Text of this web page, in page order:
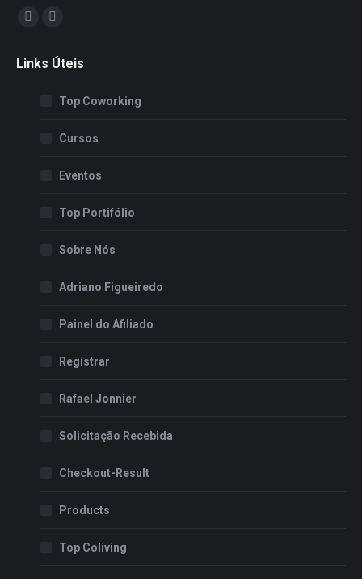
Encontre-nos em:
opens
window
opens
window
Links Úteis
Top Coworking
Cursos
Eventos
Top Portifólio
Sobre Nós
Adriano Figueiredo
Painel do Afiliado
Registrar
Rafael Jonnier
Solicitação Recebida
Checkout-Result
Products
Top Coliving